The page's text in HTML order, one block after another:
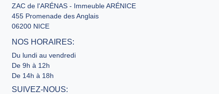
ZAC de l'ARÉNAS - Immeuble ARÉNICE
455 Promenade des Anglais
06200 NICE
NOS HORAIRES:
Du lundi au vendredi
De 9h à 12h
De 14h à 18h
SUIVEZ-NOUS: